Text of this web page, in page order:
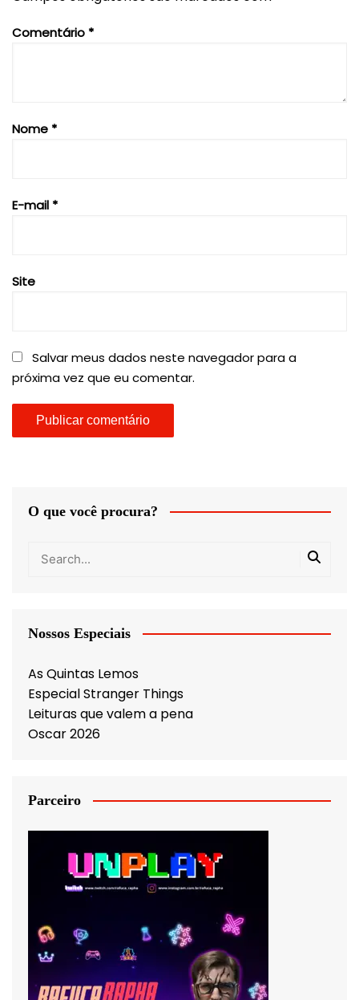
Comentário *
Nome *
E-mail *
Site
Salvar meus dados neste navegador para a
próxima vez que eu comentar.
O que você procura?
Nossos Especiais
As Quintas Lemos
Especial Stranger Things
Leituras que valem a pena
Oscar 2026
Parceiro